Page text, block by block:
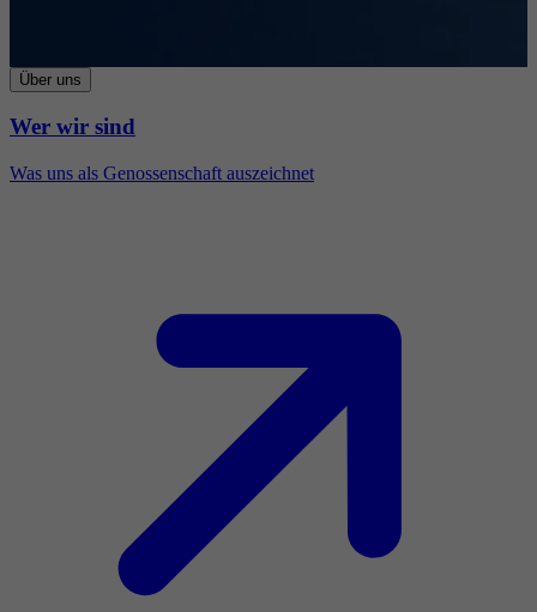
Über uns
Wer wir sind
Was uns als Genossenschaft auszeichnet